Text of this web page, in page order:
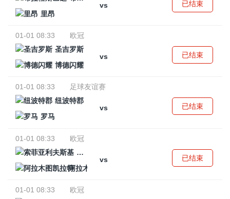
vs
里昂
已结束
01-01 08:33
欧冠
圣吉罗斯
vs
博德闪耀
已结束
01-01 08:33
足球友谊赛
纽波特郡
vs
罗马
已结束
01-01 08:33
欧冠
索菲亚利夫斯基
vs
阿拉木图凯拉特
已结束
01-01 08:33
欧冠